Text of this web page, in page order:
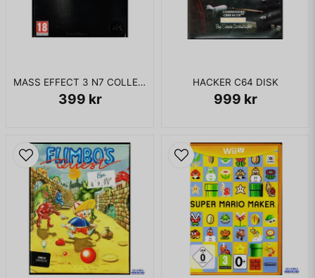
MASS EFFECT 3 N7 COLLECTORS EDITION XBOX 360
399 kr
HACKER C64 DISK
999 kr